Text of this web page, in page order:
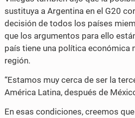
sustituya a Argentina en el G20
decisión de todos los países
que los argumentos para ello
país tiene una política económica
región.
“Estamos muy cerca de ser la
América Latina, después de
En esas condiciones, creemos